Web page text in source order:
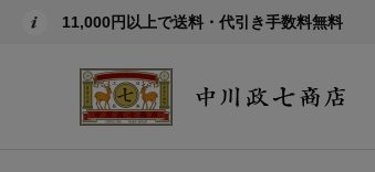
11,000円以上で送料・代引き手数料無料